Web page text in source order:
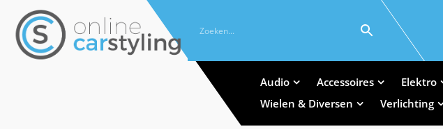
Audio Accessoires Elektro
Wielen & Diversen
Verlichting